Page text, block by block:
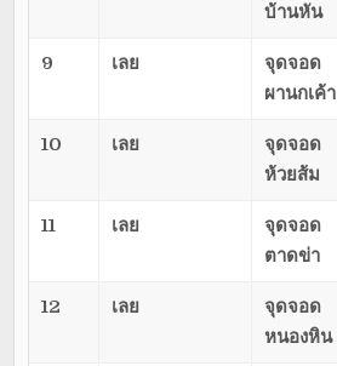
บ้านหัน
9 เลย
จุดจอด
ผานกเค้า
10 เลย
จุดจอด
ห้วยส้ม
11 เลย
จุดจอด
ตาดข่า
12 เลย
จุดจอด
หนองหิน